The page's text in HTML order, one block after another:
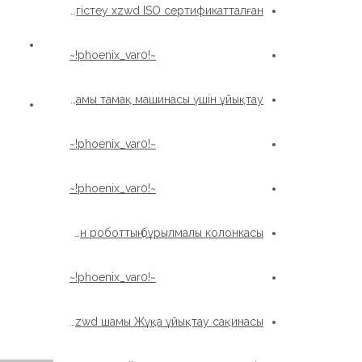
~!phoenix_var0!~
~!phoenix_var0!~
~!phoenix_var0!~
~!phoenix_var0!~